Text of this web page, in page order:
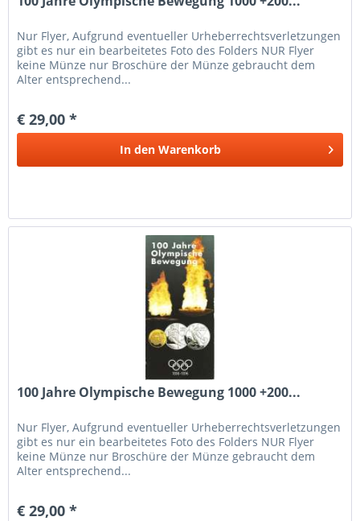
Nur Flyer, Aufgrund eventueller Urheberrechtsverletzungen
gibt es nur ein bearbeitetes Foto des Folders NUR Flyer
keine Münze nur Broschüre der Münze gebraucht dem
Alter entsprechend...
€ 29,00 *
In den Warenkorb
100 Jahre Olympische Bewegung 1000 +200...
Nur Flyer, Aufgrund eventueller Urheberrechtsverletzungen
gibt es nur ein bearbeitetes Foto des Folders NUR Flyer
keine Münze nur Broschüre der Münze gebraucht dem
Alter entsprechend...
€ 29,00 *